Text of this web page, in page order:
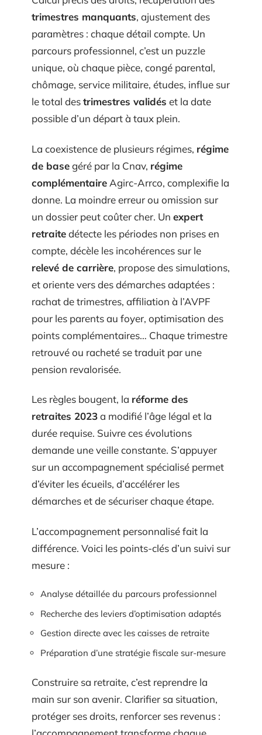
trimestres manquants, ajustement des
paramètres : chaque détail compte. Un
parcours professionnel, c’est un puzzle
unique, où chaque pièce, congé parental,
chômage, service militaire, études, influe sur
le total destrimestres validés et la date
possible d’un départ à taux plein.
La coexistence de plusieurs régimes, régime
de basegéré par la Cnav, régime
complémentaire Agirc-Arrco, complexifie la
donne. La moindre erreur ou omission sur
un dossier peut coûter cher. Un expert
retraitedétecte les périodes non prises en
compte, décèle les incohérences sur le
relevé de carrière, propose des simulations,
et oriente vers des démarches adaptées :
rachat de trimestres, affiliation à l’AVPF
pour les parents au foyer, optimisation des
points complémentaires… Chaque trimestre
retrouvé ou racheté se traduit par une
pension revalorisée.
Les règles bougent, la réforme des
retraites 2023a modifié l’âge légal et la
durée requise. Suivre ces évolutions
demande une veille constante. S’appuyer
sur un accompagnement spécialisé permet
d’éviter les écueils, d’accélérer les
démarches et de sécuriser chaque étape.
L’accompagnement personnalisé fait la
différence. Voici les points-clés d’un suivi sur
mesure :
Analyse détaillée du parcours professionnel
Recherche des leviers d’optimisation adaptés
Gestion directe avec les caisses de retraite
Préparation d’une stratégie fiscale sur-mesure
Construire sa retraite, c’est reprendre la
main sur son avenir. Clarifier sa situation,
protéger ses droits, renforcer ses revenus :